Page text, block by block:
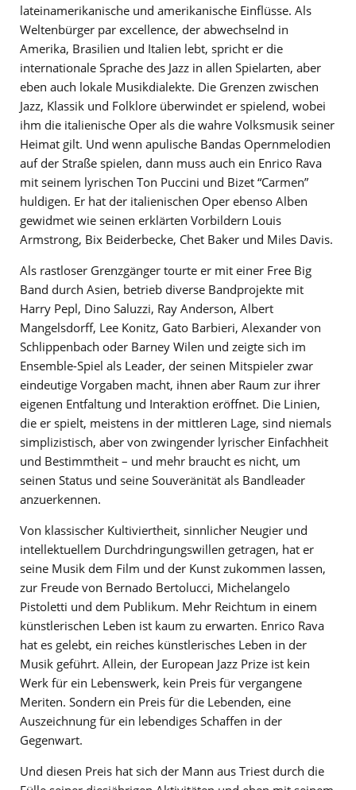
lateinamerikanische und amerikanische Einflüsse. Als
Weltenbürger par excellence, der abwechselnd in
Amerika, Brasilien und Italien lebt, spricht er die
internationale Sprache des Jazz in allen Spielarten, aber
eben auch lokale Musikdialekte. Die Grenzen zwischen
Jazz, Klassik und Folklore überwindet er spielend, wobei
ihm die italienische Oper als die wahre Volksmusik seiner
Heimat gilt. Und wenn apulische Bandas Opernmelodien
auf der Straße spielen, dann muss auch ein Enrico Rava
mit seinem lyrischen Ton Puccini und Bizet “Carmen”
huldigen. Er hat der italienischen Oper ebenso Alben
gewidmet wie seinen erklärten Vorbildern Louis
Armstrong, Bix Beiderbecke, Chet Baker und Miles Davis.
Als rastloser Grenzgänger tourte er mit einer Free Big
Band durch Asien, betrieb diverse Bandprojekte mit
Harry Pepl, Dino Saluzzi, Ray Anderson, Albert
Mangelsdorff, Lee Konitz, Gato Barbieri, Alexander von
Schlippenbach oder Barney Wilen und zeigte sich im
Ensemble-Spiel als Leader, der seinen Mitspieler zwar
eindeutige Vorgaben macht, ihnen aber Raum zur ihrer
eigenen Entfaltung und Interaktion eröffnet. Die Linien,
die er spielt, meistens in der mittleren Lage, sind niemals
simplizistisch, aber von zwingender lyrischer Einfachheit
und Bestimmtheit – und mehr braucht es nicht, um
seinen Status und seine Souveränität als Bandleader
anzuerkennen.
Von klassischer Kultiviertheit, sinnlicher Neugier und
intellektuellem Durchdringungswillen getragen, hat er
seine Musik dem Film und der Kunst zukommen lassen,
zur Freude von Bernado Bertolucci, Michelangelo
Pistoletti und dem Publikum. Mehr Reichtum in einem
künstlerischen Leben ist kaum zu erwarten. Enrico Rava
hat es gelebt, ein reiches künstlerisches Leben in der
Musik geführt. Allein, der European Jazz Prize ist kein
Werk für ein Lebenswerk, kein Preis für vergangene
Meriten. Sondern ein Preis für die Lebenden, eine
Auszeichnung für ein lebendiges Schaffen in der
Gegenwart.
Und diesen Preis hat sich der Mann aus Triest durch die